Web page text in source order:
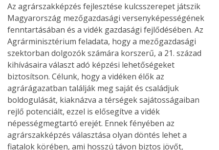
Az agrárszakképzés fejlesztése kulcsszerepet játszik
Magyarország mezőgazdasági versenyképességének
fenntartásában és a vidék gazdasági fejlődésében. Az
Agrárminisztérium feladata, hogy a mezőgazdasági
szektorban dolgozók számára korszerű, a 21. század
kihívásaira választ adó képzési lehetőségeket
biztosítson. Célunk, hogy a vidéken élők az
agrárágazatban találják meg saját és családjuk
boldogulását, kiaknázva a térségek sajátosságaiban
rejlő potenciált, ezzel is elősegítve a vidék
népességmegtartó erejét. Ennek fényében az
agrárszakképzés választása olyan döntés lehet a
fiatalok körében, ami hosszú távon biztos jövőt,